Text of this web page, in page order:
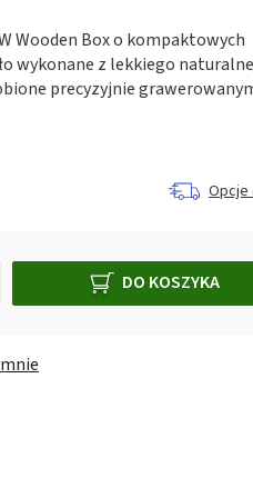
Wooden Boxo kompaktowych
wykonane z lekkiego
precyzyjnie
DO KOSZYKA